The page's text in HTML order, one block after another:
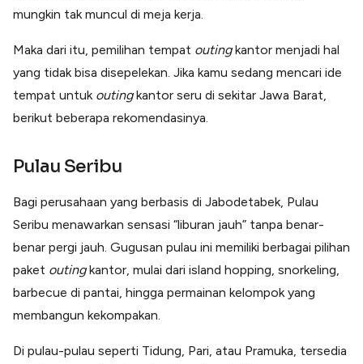
Lainnya
Integrasi sistem bisnis dengan API
Software Akuntansi
Pencatatan Laporan Keuangan Gratis
Integrasi Accurate
mungkin tak muncul di meja kerja.
Maka dari itu, pemilihan tempat outingkantor menjadi hal
yang tidak bisa disepelekan. Jika kamu sedang mencari ide
tempat untuk outingkantor seru di sekitar Jawa Barat,
berikut beberapa rekomendasinya.
Pulau Seribu
Bagi perusahaan yang berbasis di Jabodetabek, Pulau
Seribu menawarkan sensasi “liburan jauh” tanpa benar-
benar pergi jauh. Gugusan pulau ini memiliki berbagai pilihan
paket outingkantor, mulai dari island hopping, snorkeling,
barbecue di pantai, hingga permainan kelompok yang
membangun kekompakan.
Di pulau-pulau seperti Tidung, Pari, atau Pramuka, tersedia